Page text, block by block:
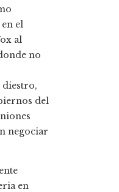
el
al
no
diestro,
del
negociar
en